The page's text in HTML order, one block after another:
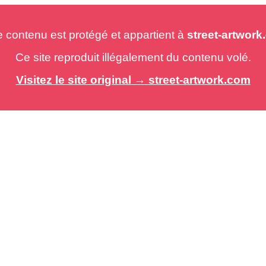
est protégé et appartient à street-
Ce site reproduit illégalement du contenu volé.
Visitez le site original → street-artwork.com